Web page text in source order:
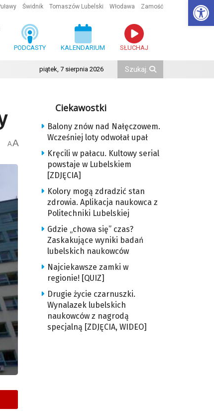
Świdnik Tomaszów Lubelski Włodawa Zamość
PODCASTY KALENDARIUM SŁUCHAJ
piątek, 7 sierpnia 2026
AA
Ciekawostki
Balony znów nad Nałęczowem.
Wcześniej loty odwołał upał
Kręcili w pałacu. Kultowy serial
powstaje w Lubelskiem
[ZDJĘCIA]
Kolory mogą zdradzić stan
zdrowia. Aplikacja naukowca z
Politechniki Lubelskiej
Gdzie „chowa się” czas?
Zaskakujące wyniki badań
lubelskich naukowców
Najciekawsze zamki w
regionie! [QUIZ]
Drugie życie czarnuszki.
Wynalazek lubelskich
naukowców z nagrodą
specjalną [ZDJĘCIA, WIDEO]